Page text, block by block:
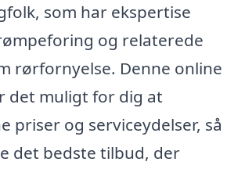
som har ekspertise
og relaterede
rørfornyelse. Denne online
det muligt for dig at
priser og serviceydelser, så
det bedste tilbud, der